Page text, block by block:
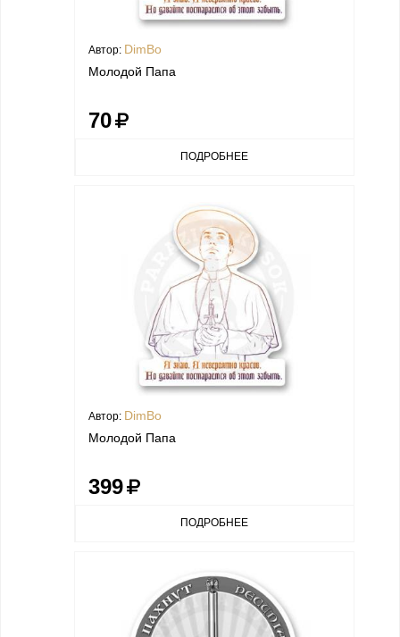
Автор: DimBo
Молодой Папа
70
ПОДРОБНЕЕ
Автор: DimBo
Молодой Папа
399
ПОДРОБНЕЕ